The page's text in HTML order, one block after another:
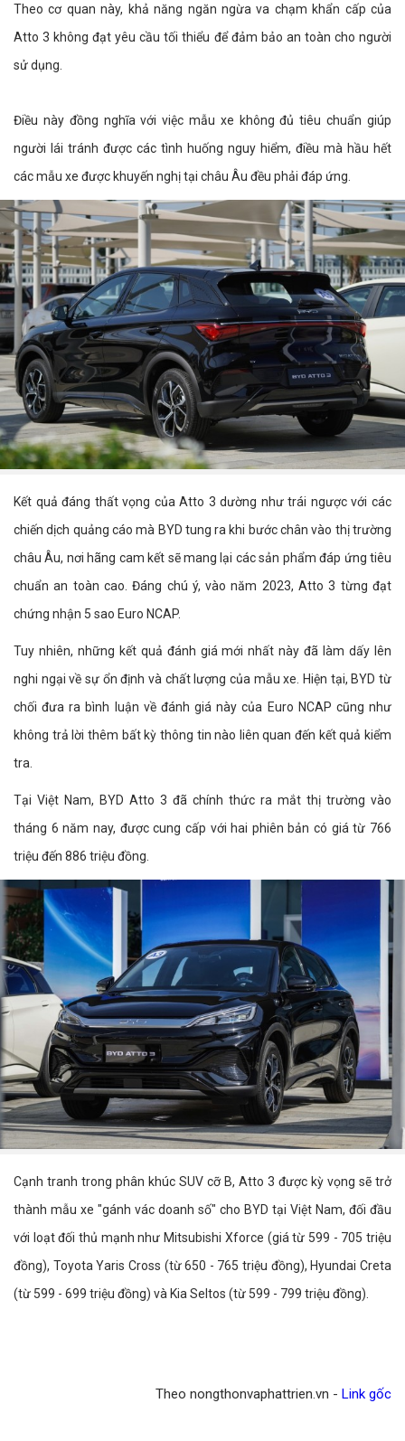
Theo cơ quan này, khả năng ngăn ngừa va chạm khẩn cấp của
Atto 3 không đạt yêu cầu tối thiểu để đảm bảo an toàn cho người
sử dụng.
Điều này đồng nghĩa với việc mẫu xe không đủ tiêu chuẩn giúp
người lái tránh được các tình huống nguy hiểm, điều mà hầu hết
các mẫu xe được khuyến nghị tại châu Âu đều phải đáp ứng.
Kết quả đáng thất vọng của Atto 3 dường như trái ngược với các
chiến dịch quảng cáo mà BYD tung ra khi bước chân vào thị trường
châu Âu, nơi hãng cam kết sẽ mang lại các sản phẩm đáp ứng tiêu
chuẩn an toàn cao. Đáng chú ý, vào năm 2023, Atto 3 từng đạt
chứng nhận 5 sao Euro NCAP.
Tuy nhiên, những kết quả đánh giá mới nhất này đã làm dấy lên
nghi ngại về sự ổn định và chất lượng của mẫu xe. Hiện tại, BYD từ
chối đưa ra bình luận về đánh giá này của Euro NCAP cũng như
không trả lời thêm bất kỳ thông tin nào liên quan đến kết quả kiểm
tra.
Tại Việt Nam, BYD Atto 3 đã chính thức ra mắt thị trường vào
tháng 6 năm nay, được cung cấp với hai phiên bản có giá từ 766
triệu đến 886 triệu đồng.
Cạnh tranh trong phân khúc SUV cỡ B, Atto 3 được kỳ vọng sẽ trở
thành mẫu xe "gánh vác doanh số" cho BYD tại Việt Nam, đối đầu
với loạt đối thủ mạnh như Mitsubishi Xforce (giá từ 599 - 705 triệu
đồng), Toyota Yaris Cross (từ 650 - 765 triệu đồng), Hyundai Creta
(từ 599 - 699 triệu đồng) và Kia Seltos (từ 599 - 799 triệu đồng).
Theo nongthonvaphattrien.vn - Link gốc